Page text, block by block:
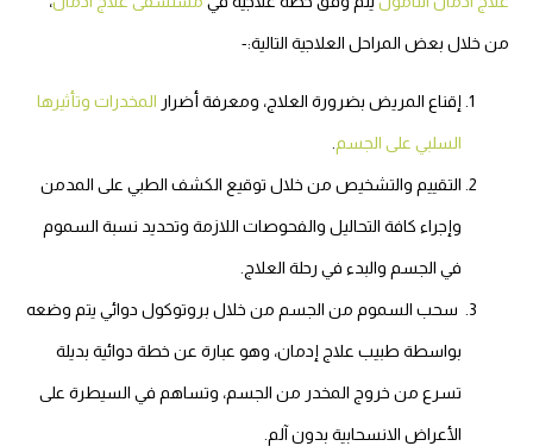
من خلال بعض المراحل العلاجية التالية:-
إقناع المريض بضرورة العلاج، ومعرفة أضرار المخدرات وتأثيرها
السلبي على الجسم.
التقييم والتشخيص من خلال توقيع الكشف الطبي على المدمن
وإجراء كافة التحاليل والفحوصات اللازمة وتحديد نسبة السموم
في الجسم والبدء في رحلة العلاج.
سحب السموم من الجسم من خلال بروتوكول دوائي يتم وضعه
بواسطة طبيب علاج إدمان، وهو عبارة عن خطة دوائية بديلة
تسرع من خروج المخدر من الجسم، وتساهم في السيطرة على
الأعراض الانسحابية بدون آلم.